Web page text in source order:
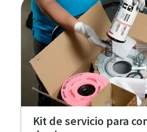
Kit de servicio para